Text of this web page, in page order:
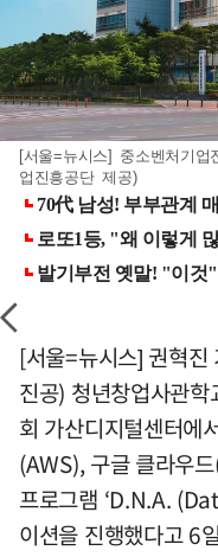
[서울=뉴시스] 중소벤처기
업진흥공단 제공)
[서울=뉴시스] 권혁
진공) 청년창업사관
회 가산디지털센터에
(AWS), 구글 클라우
프로그램 ‘D.N.A.
이션을 진행했다고 6